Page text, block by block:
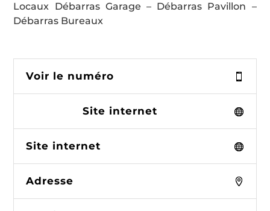
Locaux Débarras Garage – Débarras Pavillon –
Débarras Bureaux
Voir le numéro
Site internet
Site internet
Adresse